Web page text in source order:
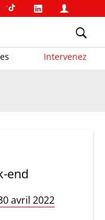
Intervenez
end
avril 2022